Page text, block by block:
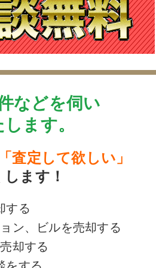
などを伺い
ます。
査定して欲しい」
ます！
する
ン、ビルを売却する
却する